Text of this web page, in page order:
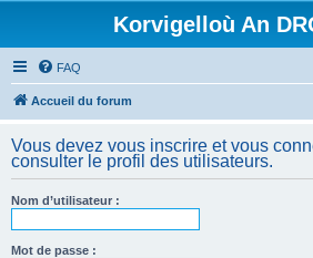
Korvigelloù An
FAQ
Accueil du forum
Vous devez vous inscrire et vous
consulter le profil des utilisateurs.
Nom d’utilisateur :
Mot de passe :